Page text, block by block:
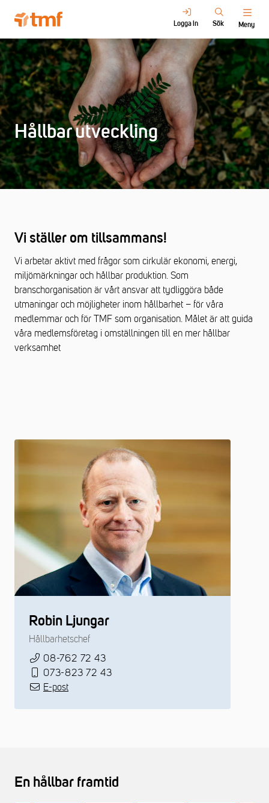
Logga in Sök Meny
Hållbar utveckling
Vi ställer om tillsammans!
Vi arbetar aktivt med frågor som cirkulär ekonomi, energi,
miljömärkningar och hållbar produktion. Som
branschorganisation är vårt ansvar att tydliggöra både
utmaningar och möjligheter inom hållbarhet – för våra
medlemmar och för TMF som organisation. Målet är att guida
våra medlemsföretag i omställningen till en mer hållbar
verksamhet
Robin Ljungar
Hållbarhetschef
08-762 72 43
073-823 72 43
E-post
En hållbar framtid